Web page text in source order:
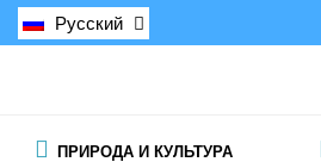
Русский
ПРИРОДА И КУЛЬТУРА